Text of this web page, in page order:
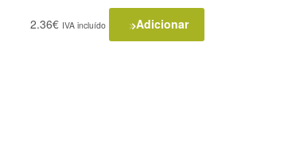
2.36€ IVA incluído Adicionar